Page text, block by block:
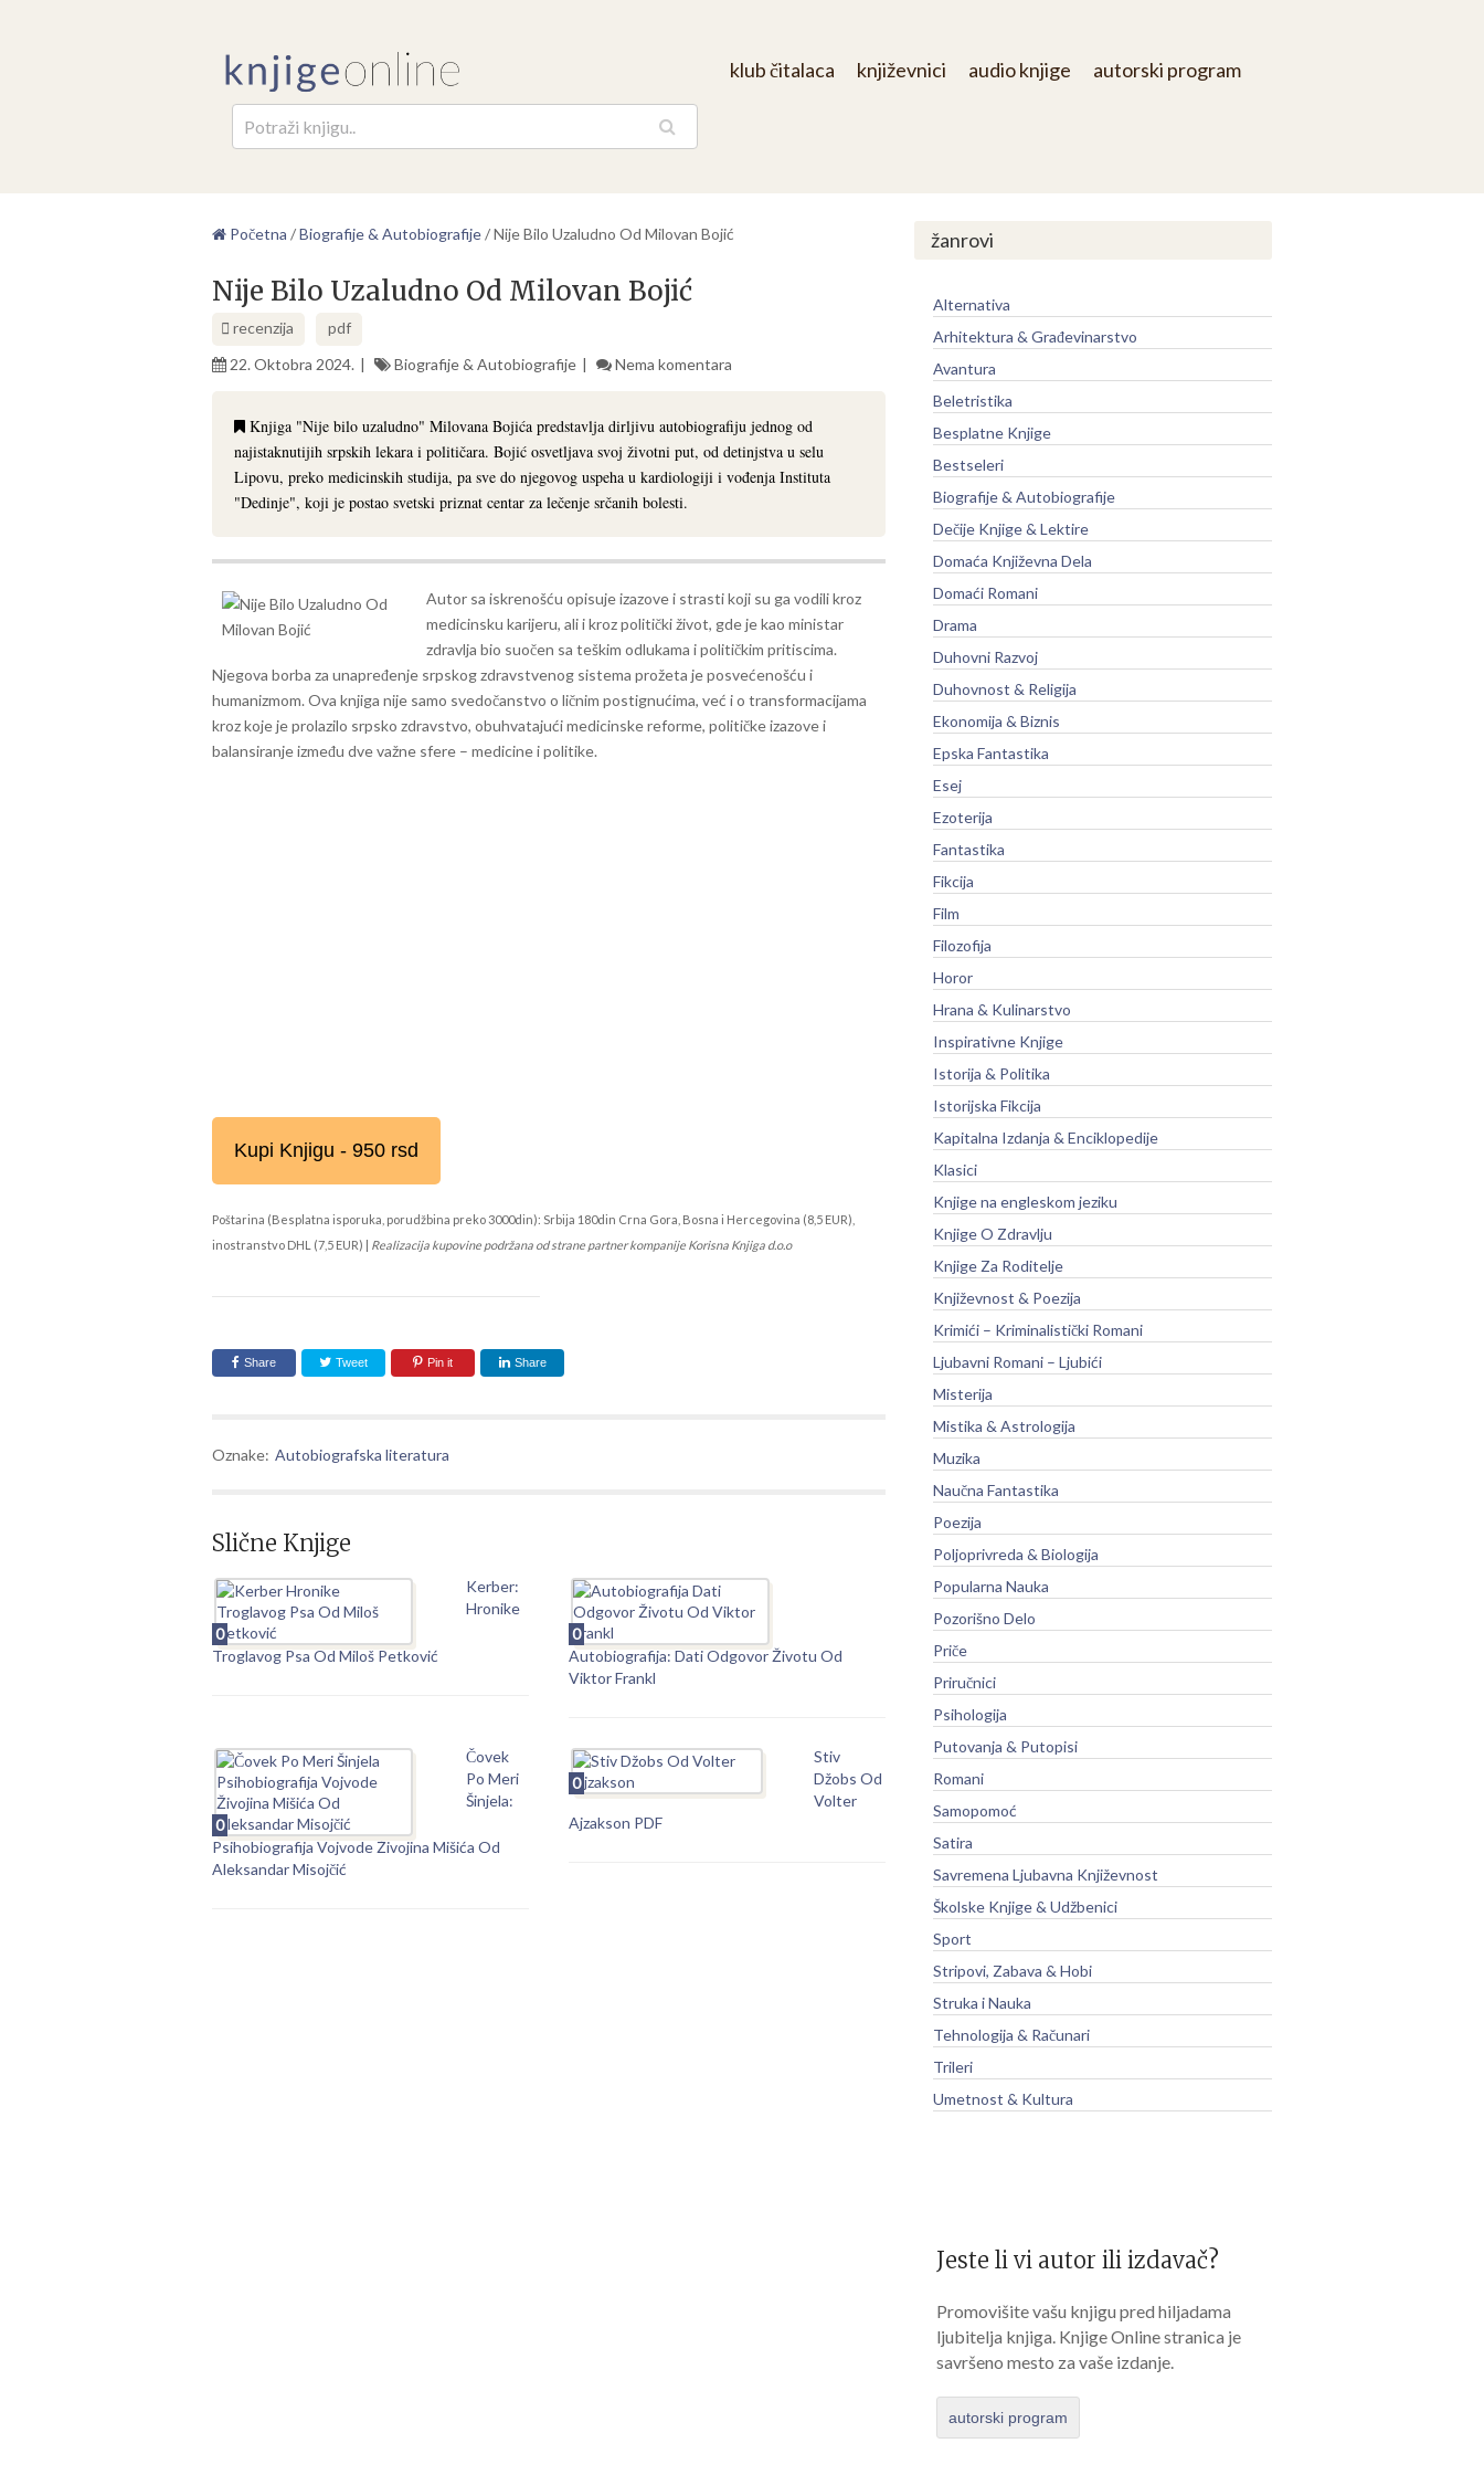
klub čitalaca književnici audio knjige autorski program
Početna /Biografije & Autobiografije/Nije Bilo Uzaludno Od Milovan Bojić
Nije Bilo Uzaludno Od Milovan Bojić
recenzija
pdf
22. Oktobra 2024.
Biografije & Autobiografije Nema komentara
Knjiga "Nije bilo uzaludno" Milovana Bojića predstavlja dirljivu autobiografiju jednog od
najistaknutijih srpskih lekara i političara. Bojić osvetljava svoj životni put, od detinjstva u selu
Lipovu, preko medicinskih studija, pa sve do njegovog uspeha u kardiologiji i vođenja Instituta
"Dedinje", koji je postao svetski priznat centar za lečenje srčanih bolesti.
Autor sa iskrenošću opisuje izazove i strasti koji su ga vodili kroz
medicinsku karijeru, ali i kroz politički život, gde je kao ministar
zdravlja bio suočen sa teškim odlukama i političkim pritiscima.
Njegova borba za unapređenje srpskog zdravstvenog sistema prožeta je posvećenošću i
humanizmom. Ova knjiga nije samo svedočanstvo o ličnim postignućima, već i o transformacijama
kroz koje je prolazilo srpsko zdravstvo, obuhvatajući medicinske reforme, političke izazove i
balansiranje između dve važne sfere – medicine i politike.
Kupi Knjigu - 950 rsd
Poštarina (Besplatna isporuka, porudžbina preko 3000din): Srbija 180din Crna Gora, Bosna i Hercegovina (8,5 EUR),
inostranstvo DHL (7,5 EUR) | Realizacija kupovine podržana od strane partner kompanije Korisna Knjiga d.o.o
Share Tweet Pin it Share
Oznake: Autobiografska literatura
Slične Knjige
0
Kerber:
Hronike
Troglavog Psa Od Miloš Petković
0
Autobiografija: Dati Odgovor Životu Od
Viktor Frankl
0
Čovek
Po Meri
Šinjela:
Psihobiografija Vojvode Živojina Mišića Od
Aleksandar Misojčić
0
Stiv
Džobs Od
Volter
Ajzakson PDF
žanrovi
Alternativa
Arhitektura & Građevinarstvo
Avantura
Beletristika
Besplatne Knjige
Bestseleri
Biografije & Autobiografije
Dečije Knjige & Lektire
Domaća Književna Dela
Domaći Romani
Drama
Duhovni Razvoj
Duhovnost & Religija
Ekonomija & Biznis
Epska Fantastika
Esej
Ezoterija
Fantastika
Fikcija
Film
Filozofija
Horor
Hrana & Kulinarstvo
Inspirativne Knjige
Istorija & Politika
Istorijska Fikcija
Kapitalna Izdanja & Enciklopedije
Klasici
Knjige na engleskom jeziku
Knjige O Zdravlju
Knjige Za Roditelje
Književnost & Poezija
Krimići – Kriminalistički Romani
Ljubavni Romani – Ljubići
Misterija
Mistika & Astrologija
Muzika
Naučna Fantastika
Poezija
Poljoprivreda & Biologija
Popularna Nauka
Pozorišno Delo
Priče
Priručnici
Psihologija
Putovanja & Putopisi
Romani
Samopomoć
Satira
Savremena Ljubavna Književnost
Školske Knjige & Udžbenici
Sport
Stripovi, Zabava & Hobi
Struka i Nauka
Tehnologija & Računari
Trileri
Umetnost & Kultura
Jeste li vi autor ili izdavač?
Promovišite vašu knjigu pred hiljadama
ljubitelja knjiga. Knjige Online stranica je
savršeno mesto za vaše izdanje.
autorski program